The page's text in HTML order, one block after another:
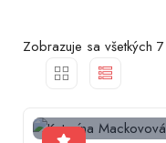
Zobrazuje sa všetkých